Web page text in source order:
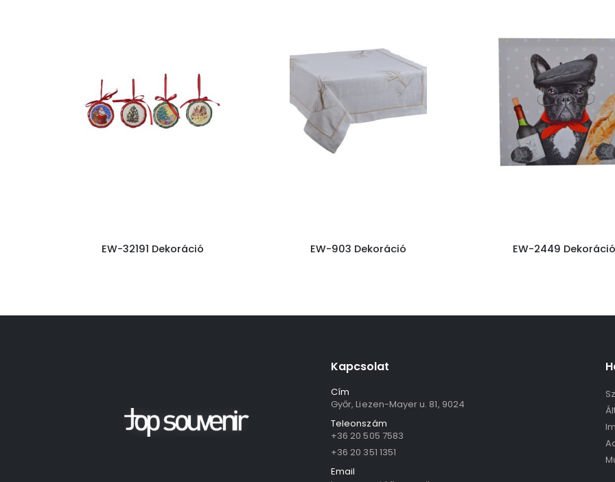
EW-32191 Dekoráció EW-903 Dekoráció EW-2449 Dekoráció
Kapcsolat
Cím
Győr, Liezen-Mayer u. 81, 9024
Teleonszám
+36 20 505 7583
+36 20 351 1351
Email